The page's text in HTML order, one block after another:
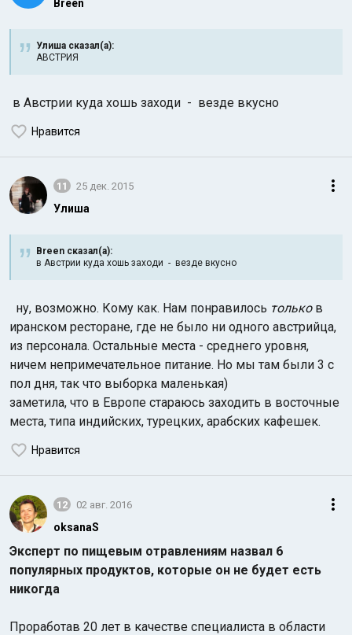
Breen
Улиша сказал(а):
АВСТРИЯ
в Австрии куда хошь заходи - везде вкусно
Нравится
11 25 дек. 2015
Улиша
Breen сказал(а):
в Австрии куда хошь заходи - везде вкусно
ну, возможно. Кому как. Нам понравилось тольков
иранском ресторане, где не было ни одного австрийца,
из персонала. Остальные места - среднего уровня,
ничем непримечательное питание. Но мы там были 3 с
пол дня, так что выборка маленькая)
заметила, что в Европе стараюсь заходить в восточные
места, типа индийских, турецких, арабских кафешек.
Нравится
12 02 авг. 2016
oksanaS
Эксперт по пищевым отравлениям назвал 6
популярных продуктов, которые он не будет есть
никогда
Проработав 20 лет в качестве специалиста в области